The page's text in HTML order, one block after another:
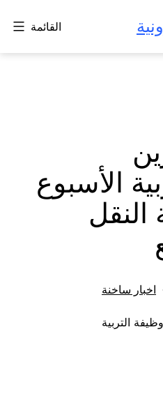
القائمة
الأسبوع
النقل
مصنف
اخبار ساخنة
التربية